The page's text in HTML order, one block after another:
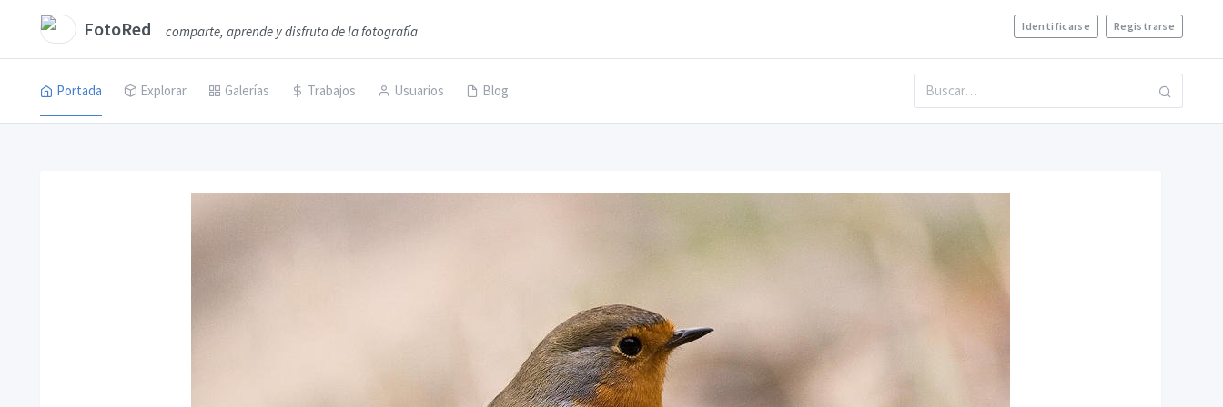
FotoRed comparte, aprende y disfruta de la fotografía Identificarse Registrarse
Portada Explorar Galerías Trabajos Usuarios Blog